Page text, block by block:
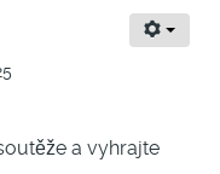
a vyhrajte